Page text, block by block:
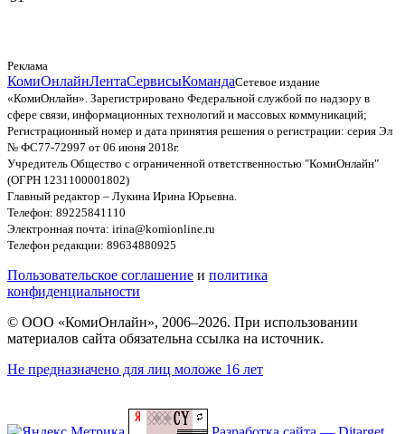
Реклама
КомиОнлайнЛентаСервисыКомандаСетевое издание
«КомиОнлайн». Зарегистрировано Федеральной службой по надзору в
сфере связи, информационных технологий и массовых коммуникаций;
Регистрационный номер и дата принятия решения о регистрации: серия Эл
№ ФС77-72997 от 06 июня 2018г.
Учредитель Общество с ограниченной ответственностью "КомиОнлайн"
(ОГРН 1231100001802)
Главный редактор – Лукина Ирина Юрьевна.
Телефон: 89225841110
Электронная почта: irina@komionline.ru
Телефон редакции: 89634880925
Пользовательское соглашение и политика
конфиденциальности
© ООО «КомиОнлайн», 2006–2026. При использовании
материалов сайта обязательна ссылка на источник.
Не предназначено для лиц моложе 16 лет